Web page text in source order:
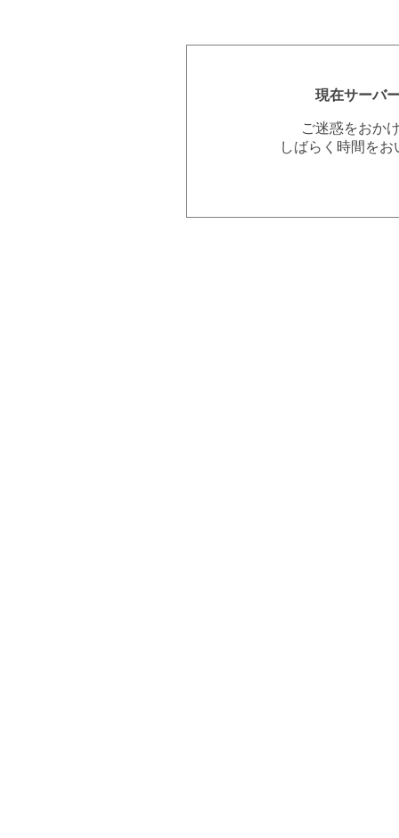
現在サーバ
ご迷惑をおか
しばらく時間を